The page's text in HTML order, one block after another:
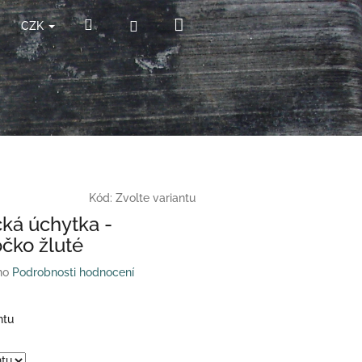
CZK HledatPřihlášeníNákupní
košík
Kód: Zvolte variantu
úchytka -
žluté
Podrobnosti hodnocení